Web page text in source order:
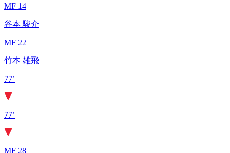
MF 14
谷本 駿介
MF 22
竹本 雄飛
77’
77’
MF 28